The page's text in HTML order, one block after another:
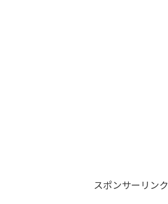
スポンサーリンク